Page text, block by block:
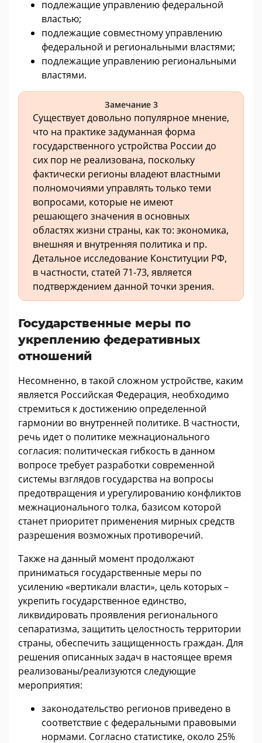
подлежащие управлению федеральной
властью;
подлежащие совместному управлению
федеральной и региональными властями;
подлежащие управлению региональными
властями.
Замечание 3
Существует довольно популярное мнение,
что на практике задуманная форма
государственного устройства России до
сих пор не реализована, поскольку
фактически регионы владеют властными
полномочиями управлять только теми
вопросами, которые не имеют
решающего значения в основных
областях жизни страны, как то: экономика,
внешняя и внутренняя политика и пр.
Детальное исследование Конституции РФ,
в частности, статей 71-73, является
подтверждением данной точки зрения.
Государственные меры по
укреплению федеративных
отношений
Несомненно, в такой сложном устройстве, каким
является Российская Федерация, необходимо
стремиться к достижению определенной
гармонии во внутренней политике. В частности,
речь идет о политике межнационального
согласия: политическая гибкость в данном
вопросе требует разработки современной
системы взглядов государства на вопросы
предотвращения и урегулированию конфликтов
межнационального толка, базисом которой
станет приоритет применения мирных средств
разрешения возможных противоречий.
Также на данный момент продолжают
приниматься государственные меры по
усилению «вертикали власти», цель которых –
укрепить государственное единство,
ликвидировать проявления регионального
сепаратизма, защитить целостность территории
страны, обеспечить защищенность граждан. Для
решения описанных задач в настоящее время
реализованы/реализуются следующие
мероприятия:
законодательство регионов приведено в
соответствие с федеральными правовыми
нормами. Согласно статистике, около 25%